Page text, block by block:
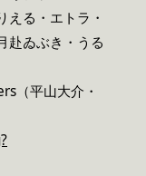
る・エトラ・
赴ゐぶき・うる
（平山大介・